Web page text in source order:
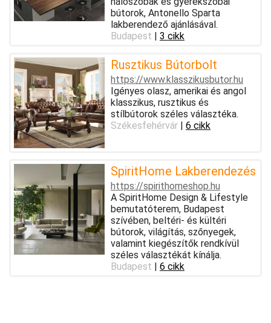
bútorok, Antonello Sparta
lakberendező ajánlásával.
Budapest | 3 cikk
Rusztikus Bútorbolt
https://www.klasszikusbutor.hu
Igényes olasz, amerikai és angol
klasszikus, rusztikus és
stílbútorok széles választéka.
Székesfehérvár | 6 cikk
SpiritHome Lakberendezés
https://spirithomeshop.hu
A SpiritHome Design & Lifestyle
bemutatóterem, Budapest
szívében, beltéri- és kültéri
bútorok, világítás, szőnyegek,
valamint kiegészítők rendkívül
széles választékát kínálja.
Budapest | 6 cikk